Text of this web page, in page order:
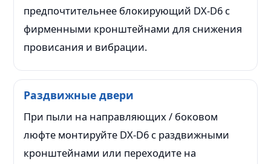
предпочтительнее блокирующий DX-D6 с
фирменными кронштейнами для снижения
провисания и вибрации.
Раздвижные двери
При пыли на направляющих / боковом
люфте монтируйте DX-D6 с раздвижными
кронштейнами или переходите на